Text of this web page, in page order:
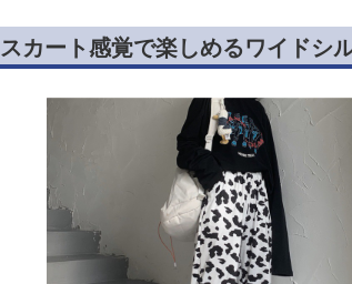
スカート感覚で楽しめるワイドシ